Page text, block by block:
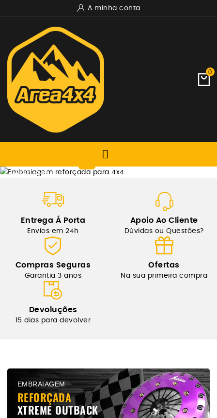
A minha conta
0

TRANSMISSÃO
XTREME OUTBACK
Entrega Á Porta
Envios em 24h
Compras Seguras
Garantia 3 anos
Devoluções
15 dias para devolver
Apoio Ao Cliente
Dúvidas ou Questões?
Ofertas
Na sua primeira compra
EMBRAIAGEM
REFORÇADA
XTREME OUTBACK